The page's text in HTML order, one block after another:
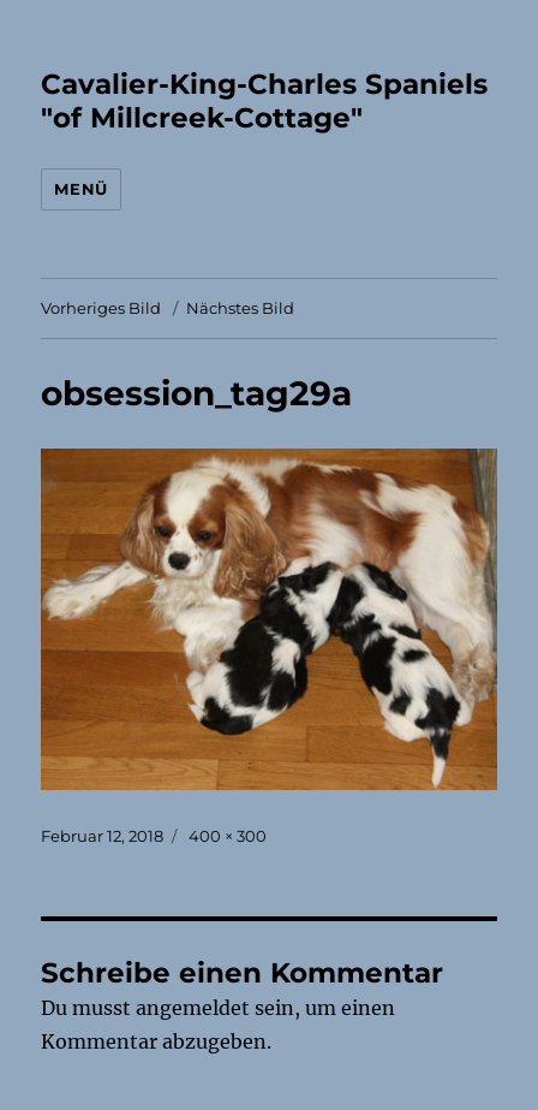
Cavalier-King-Charles Spaniels
"of Millcreek-Cottage"
MENÜ
Vorheriges Bild Nächstes Bild
obsession_tag29a
Veröffentlicht
Februar 12, 2018 Originalgröße
400 × 300
Schreibe einen Kommentar
Du musstangemeldet sein, um einen
Kommentar abzugeben.